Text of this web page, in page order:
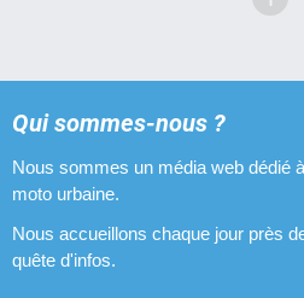
Qui sommes-nous ?
Nous sommes un média web dédié
moto urbaine.
Nous accueillons chaque jour près
quête d'infos.